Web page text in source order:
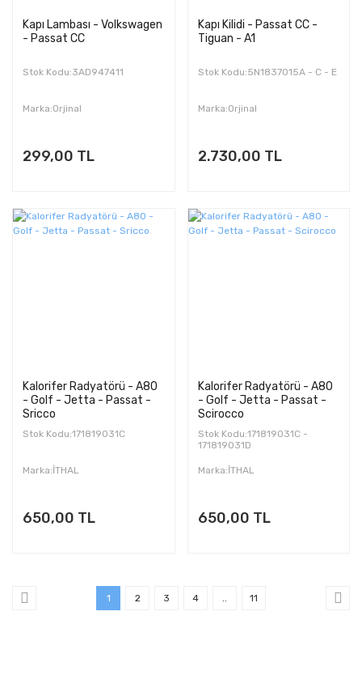
Kapı Lambası - Volkswagen
- Passat CC
Stok Kodu:3AD947411
Marka:Orjinal
299,00 TL
Kapı Kilidi - Passat CC -
Tiguan - A1
Stok Kodu:5N1837015A - C - E
Marka:Orjinal
2.730,00 TL
Kalorifer Radyatörü - A80
- Golf - Jetta - Passat -
Sricco
Stok Kodu:171819031C
Marka:İTHAL
650,00 TL
Kalorifer Radyatörü - A80
- Golf - Jetta - Passat -
Scirocco
Stok Kodu:171819031C -
171819031D
Marka:İTHAL
650,00 TL
1 2 3 4 .. 11